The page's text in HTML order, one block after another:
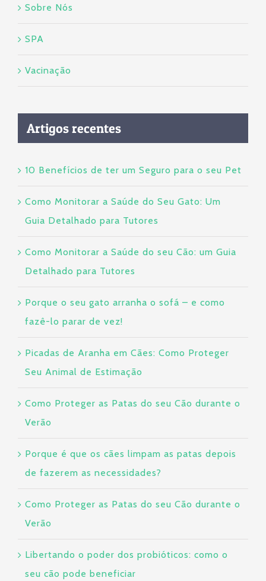
Sobre Nós
SPA
Vacinação
Artigos recentes
10 Benefícios de ter um Seguro para o seu Pet
Como Monitorar a Saúde do Seu Gato: Um
Guia Detalhado para Tutores
Como Monitorar a Saúde do seu Cão: um Guia
Detalhado para Tutores
Porque o seu gato arranha o sofá – e como
fazê-lo parar de vez!
Picadas de Aranha em Cães: Como Proteger
Seu Animal de Estimação
Como Proteger as Patas do seu Cão durante o
Verão
Porque é que os cães limpam as patas depois
de fazerem as necessidades?
Como Proteger as Patas do seu Cão durante o
Verão
Libertando o poder dos probióticos: como o
seu cão pode beneficiar